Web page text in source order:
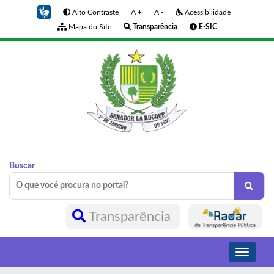
Alto Contraste A + A -
Acessibilidade
Mapa do Site
Transparência E-SIC
Buscar
Transparência
Toggle